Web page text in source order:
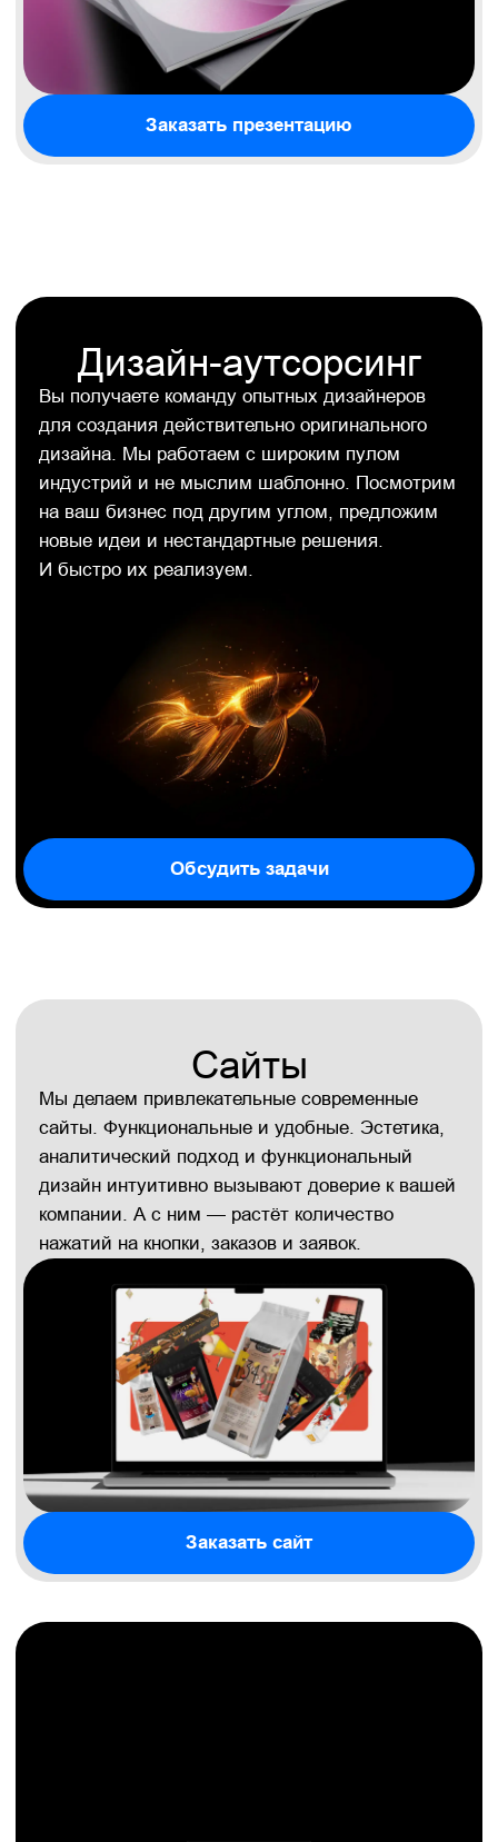
Макеты, которые можно спокойно
показать руководству
Мы делаем не «дизайн ради дизайна»,
а визуальные решения, которые сразу понятно
«читаются» — и в офисе, и на встрече
Брендинговое агентство, которое
держит сроки
В нашем брендинговом агентстве процесс
выстроен прозрачно: каждый этап согласован,
дедлайны зафиксированы, и вы в курсе,
на каком этапе проект. Всё идёт по плану —
без сюрпризов и провисаний.
Громов Сархан
Флагман Gromov Branding
«Все, к чему мы